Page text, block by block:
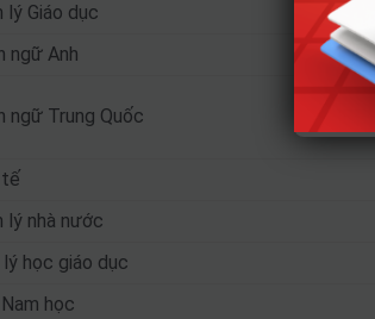
lý Giáo dục
ngữ Anh
ngữ Trung Quốc
tế
lý nhà nước
lý học giáo dục
học